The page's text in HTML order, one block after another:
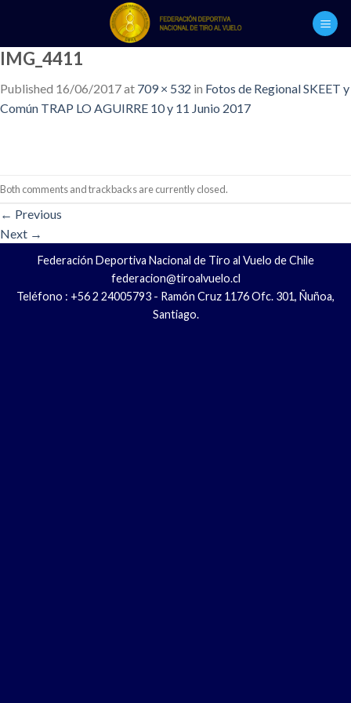
content
IMG_4411
Published 16/06/2017at 709 × 532 in Fotos de Regional SKEET y
Común TRAP LO AGUIRRE 10 y 11 Junio 2017
Both comments and trackbacks are currently closed.
← Previous
Next →
Federación Deportiva Nacional de Tiro al Vuelo de Chile
federacion@tiroalvuelo.cl
Teléfono : +56 2 24005793 - Ramón Cruz 1176 Ofc. 301, Ñuñoa,
Santiago.